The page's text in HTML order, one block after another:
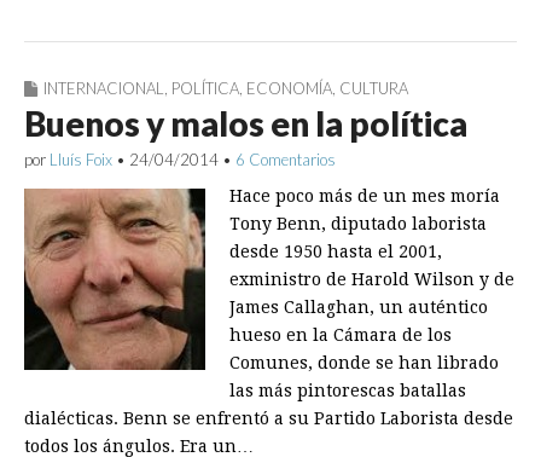
INTERNACIONAL POLÍTICA ECONOMÍA CULTURA
Buenos y malos en la política
por Lluís Foix • 24/04/2014 • 6 Comentarios
Hace poco más de un mes moría
Tony Benn, diputado laborista
desde 1950 hasta el 2001,
exministro de Harold Wilson y de
James Callaghan, un auténtico
hueso en la Cámara de los
Comunes, donde se han librado
las más pintorescas batallas
dialécticas. Benn se enfrentó a su Partido Laborista desde
todos los ángulos. Era un…